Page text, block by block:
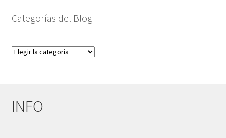
Categorías del Blog
Categorías
INFO